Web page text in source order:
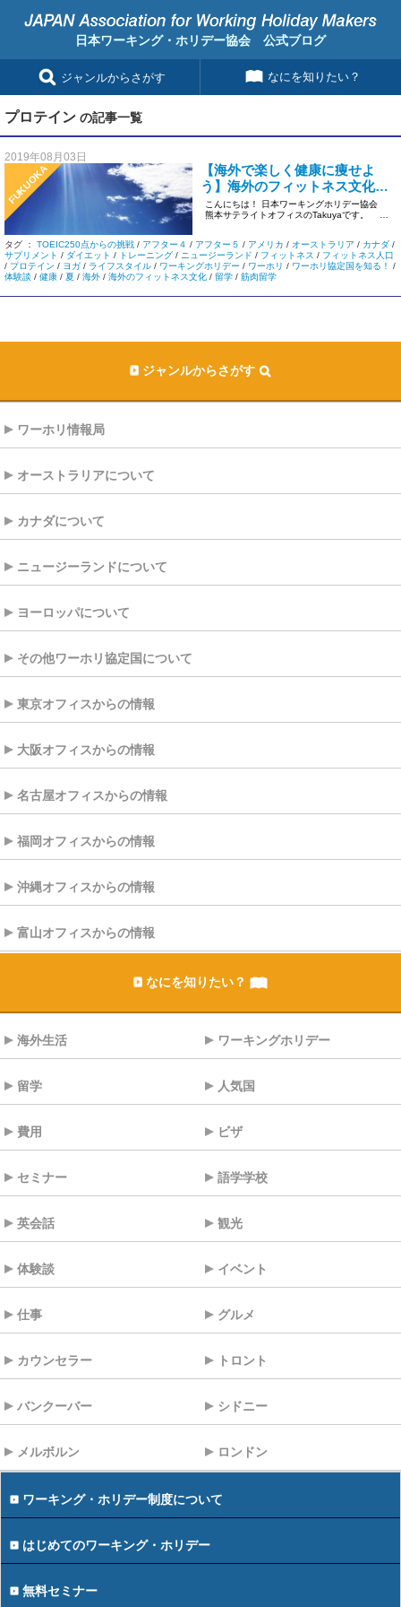
日本ワーキング・ホリデー協会 公式ブログ
ジャンルからさがす なにを知りたい？
プロテイン の記事一覧
2019年08月03日
FUKUOKA
【海外で楽しく健康に痩せよ
う】海外のフィットネス文化に
ついて
こんにちは！ 日本ワーキングホリデー協会
熊本サテライトオフィスのTakuyaです。
タグ ： TOEIC250点からの挑戦 / アフター４ / アフター５ / アメリカ / オーストラリア / カナダ /
サプリメント / ダイエット / トレーニング / ニュージーランド / フィットネス / フィットネス人口
/ プロテイン / ヨガ / ライフスタイル / ワーキングホリデー / ワーホリ / ワーホリ協定国を知る！
/
体験談 / 健康 / 夏 / 海外 / 海外のフィットネス文化 / 留学 / 筋肉留学
ジャンルからさがす
ワーホリ情報局
オーストラリアについて
カナダについて
ニュージーランドについて
ヨーロッパについて
その他ワーホリ協定国について
東京オフィスからの情報
大阪オフィスからの情報
名古屋オフィスからの情報
福岡オフィスからの情報
沖縄オフィスからの情報
富山オフィスからの情報
なにを知りたい？
海外生活 ワーキングホリデー
留学 人気国
費用 ビザ
セミナー 語学学校
英会話 観光
体験談 イベント
仕事 グルメ
カウンセラー トロント
バンクーバー シドニー
メルボルン ロンドン
ワーキング・ホリデー制度について
はじめてのワーキング・ホリデー
無料セミナー